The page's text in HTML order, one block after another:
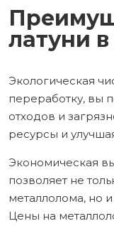
латуни
Экологическая
переработку, вы
отходов и
ресурсы и
Экономическая
позволяет не
металлолома, но
Цены на